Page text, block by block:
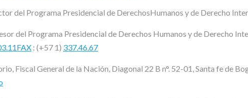
del Programa Presidencial de DerechosHumanos y de Derecho
del Programa Presidencial de Derechos Humanos y de Derecho
: (+57 1) 337.46.67
Fiscal General de la Nación, Diagonal 22 B n°. 52-01, Santa fe de